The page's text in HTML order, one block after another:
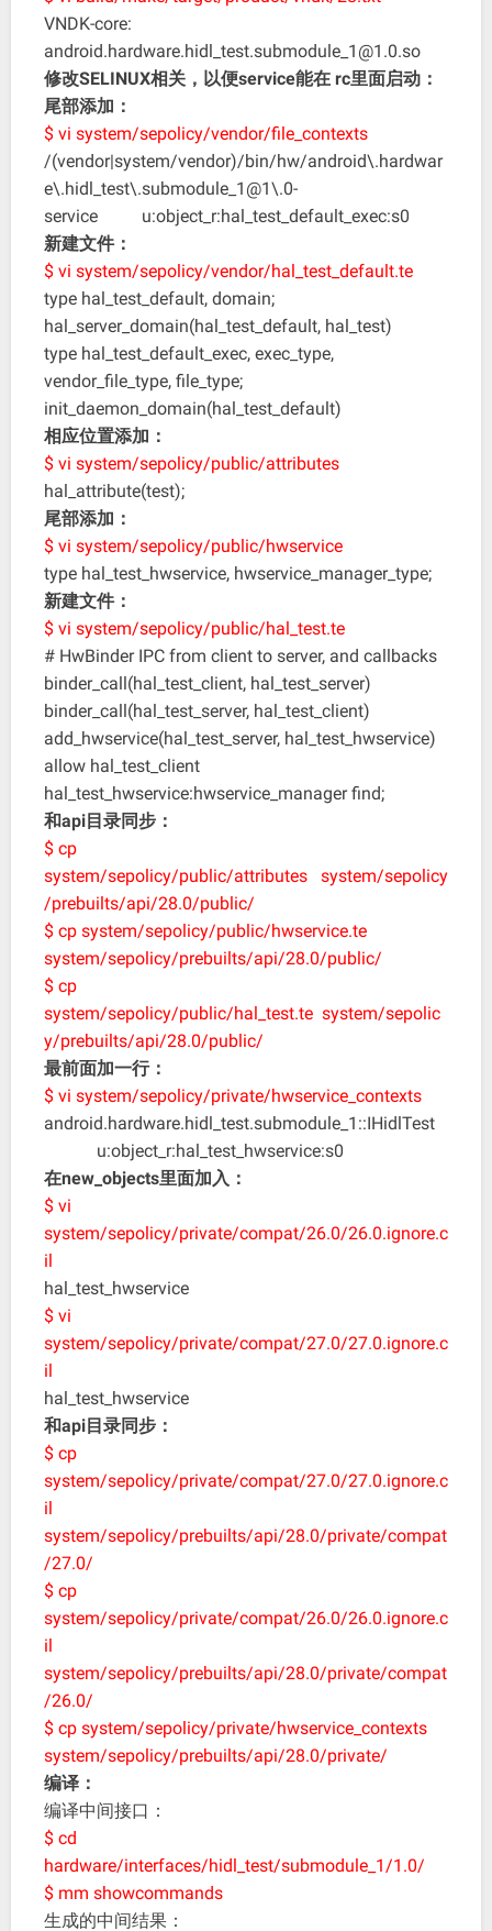
VNDK-core:
android.hardware.hidl_test.submodule_1@1.0.so
修改SELINUX相关，以便service能在 rc里面启动：
尾部添加：
$ vi system/sepolicy/vendor/file_contexts
/(vendor|system/vendor)/bin/hw/android\.hardwar
e\.hidl_test\.submodule_1@1\.0-
service u:object_r:hal_test_default_exec:s0
新建文件：
$ vi system/sepolicy/vendor/hal_test_default.te
type hal_test_default, domain;
hal_server_domain(hal_test_default, hal_test)
type hal_test_default_exec, exec_type,
vendor_file_type, file_type;
init_daemon_domain(hal_test_default)
相应位置添加：
$ vi system/sepolicy/public/attributes
hal_attribute(test);
尾部添加：
$ vi system/sepolicy/public/hwservice
type hal_test_hwservice, hwservice_manager_type;
新建文件：
$ vi system/sepolicy/public/hal_test.te
# HwBinder IPC from client to server, and callbacks
binder_call(hal_test_client, hal_test_server)
binder_call(hal_test_server, hal_test_client)
add_hwservice(hal_test_server, hal_test_hwservice)
allow hal_test_client
hal_test_hwservice:hwservice_manager find;
和api目录同步：
$ cp
system/sepolicy/public/attributes system/sepolicy
/prebuilts/api/28.0/public/
$ cp system/sepolicy/public/hwservice.te
system/sepolicy/prebuilts/api/28.0/public/
$ cp
system/sepolicy/public/hal_test.te system/sepolic
y/prebuilts/api/28.0/public/
最前面加一行：
$ vi system/sepolicy/private/hwservice_contexts
android.hardware.hidl_test.submodule_1::IHidlTest
u:object_r:hal_test_hwservice:s0
在new_objects里面加入：
$ vi
system/sepolicy/private/compat/26.0/26.0.ignore.c
il
hal_test_hwservice
$ vi
system/sepolicy/private/compat/27.0/27.0.ignore.c
il
hal_test_hwservice
和api目录同步：
$ cp
system/sepolicy/private/compat/27.0/27.0.ignore.c
il
system/sepolicy/prebuilts/api/28.0/private/compat
/27.0/
$ cp
system/sepolicy/private/compat/26.0/26.0.ignore.c
il
system/sepolicy/prebuilts/api/28.0/private/compat
/26.0/
$ cp system/sepolicy/private/hwservice_contexts
system/sepolicy/prebuilts/api/28.0/private/
编译：
编译中间接口：
$ cd
hardware/interfaces/hidl_test/submodule_1/1.0/
$ mm showcommands
生成的中间结果：